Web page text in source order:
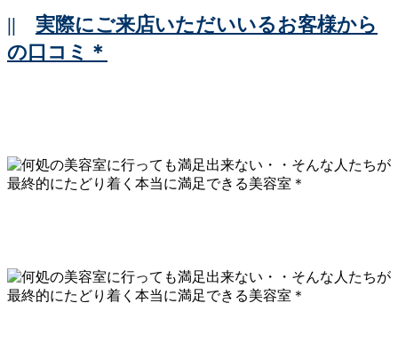
|| 実際にご来店いただいいるお客様から
の口コミ＊